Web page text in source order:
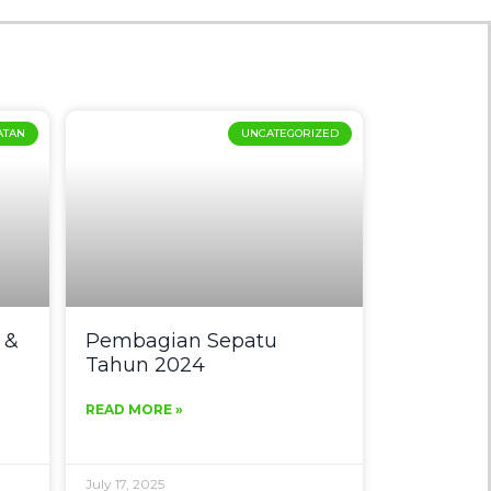
UNCATEGORIZED
Pembagian Sepatu
Tahun 2024
READ MORE »
July 17, 2025